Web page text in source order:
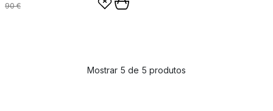
90 €
Mostrar 5 de 5 produtos